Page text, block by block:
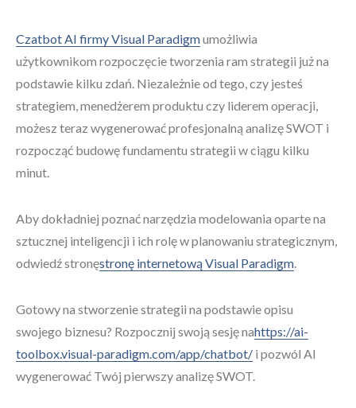
Czatbot AI firmy Visual Paradigmumożliwia
użytkownikom rozpoczęcie tworzenia ram strategii już na
podstawie kilku zdań. Niezależnie od tego, czy jesteś
strategiem, menedżerem produktu czy liderem operacji,
możesz teraz wygenerować profesjonalną analizę SWOT i
rozpocząć budowę fundamentu strategii w ciągu kilku
minut.
Aby dokładniej poznać narzędzia modelowania oparte na
sztucznej inteligencji i ich rolę w planowaniu strategicznym,
odwiedź stronęstronę internetową Visual Paradigm.
Gotowy na stworzenie strategii na podstawie opisu
swojego biznesu? Rozpocznij swoją sesję nahttps://ai-
toolbox.visual-paradigm.com/app/chatbot/ i pozwól AI
wygenerować Twój pierwszy analizę SWOT.